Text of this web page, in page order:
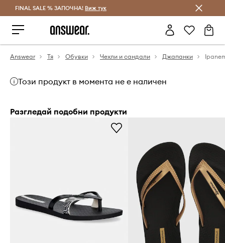
Спестявай с Answear Club
FINAL SALE % ЗАПОЧНА! Виж тук
Answear Тя Обувки Чехли и сандали Джапанки
Този продукт в момента не е наличен
Разгледай подобни продукти